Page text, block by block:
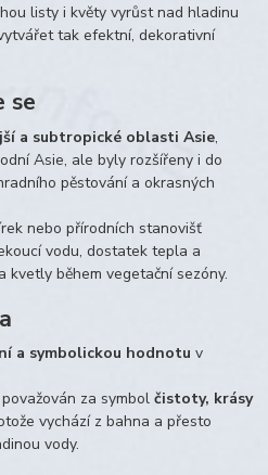
listy i květy vyrůst nad hladinu
tak efektní, dekorativní
se
a subtropické oblasti Asie,
Asie, ale byly rozšířeny i do
pěstování a okrasných
nebo přírodních stanovišť
vodu, dostatek tepla a
kvetly během vegetační sezóny.
a symbolickou hodnotu v
za symbolčistoty, krásy
vychází z bahna a přesto
vody.